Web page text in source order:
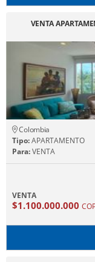
VENTA
Colombia
Tipo:APARTAMENTO
Para:VENTA
VENTA
$1.100.000.000